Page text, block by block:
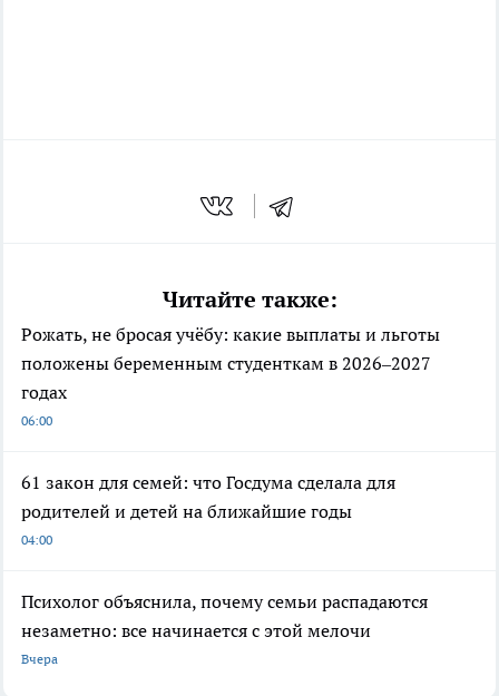
Читайте также:
Рожать, не бросая учёбу: какие выплаты и льготы
положены беременным студенткам в 2026–2027
годах
06:00
61 закон для семей: что Госдума сделала для
родителей и детей на ближайшие годы
04:00
Психолог объяснила, почему семьи распадаются
незаметно: все начинается с этой мелочи
Вчера